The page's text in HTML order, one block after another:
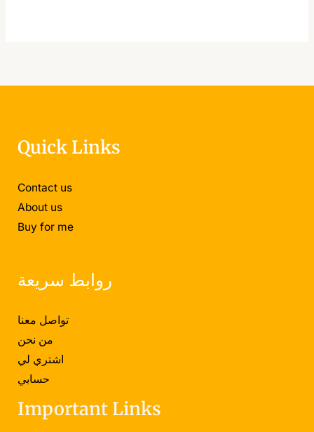
Quick Links
Contact us
About us
Buy for me
روابط سريعة
تواصل معنا
من نحن
اشتري لي
حسابي
Important Links